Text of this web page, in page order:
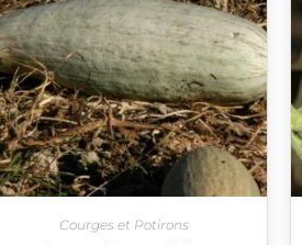
Courges et Potirons